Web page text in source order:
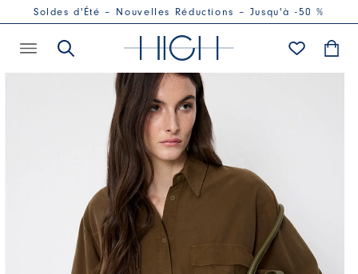
Soldes d'Été – Nouvelles Réductions – Jusqu'à -50 %